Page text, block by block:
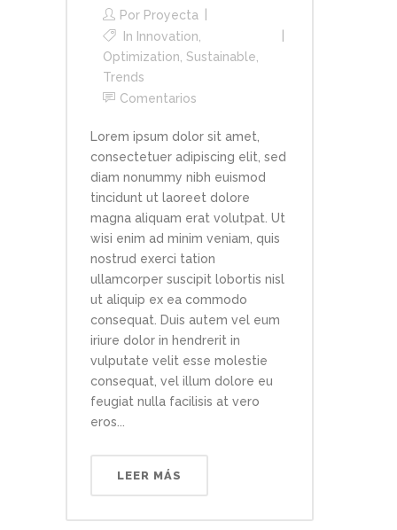
Por Proyecta
In Innovation
Optimization Sustainable
Trends
Comentarios
Lorem ipsum dolor sit amet,
consectetuer adipiscing elit, sed
diam nonummy nibh euismod
tincidunt ut laoreet dolore
magna aliquam erat volutpat. Ut
wisi enim ad minim veniam, quis
nostrud exerci tation
ullamcorper suscipit lobortis nisl
ut aliquip ex ea commodo
consequat. Duis autem vel eum
iriure dolor in hendrerit in
vulputate velit esse molestie
consequat, vel illum dolore eu
feugiat nulla facilisis at vero
eros...
LEER MÁS